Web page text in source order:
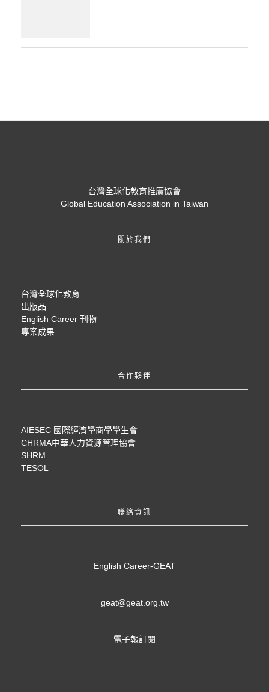
台灣全球化教育推廣協會
Global Education Association in Taiwan
關於我們
台灣全球化教育
出版品
English Career 刊物
專案成果
合作夥伴
AIESEC 國際經濟學商學學生會
CHRMA中華人力資源管理協會
SHRM
TESOL
聯絡資訊
English Career-GEAT
geat@geat.org.tw
電子報訂閱